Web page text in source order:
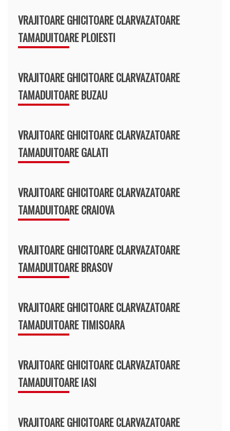
VRAJITOARE GHICITOARE CLARVAZATOARE
TAMADUITOARE PLOIESTI
VRAJITOARE GHICITOARE CLARVAZATOARE
TAMADUITOARE BUZAU
VRAJITOARE GHICITOARE CLARVAZATOARE
TAMADUITOARE GALATI
VRAJITOARE GHICITOARE CLARVAZATOARE
TAMADUITOARE CRAIOVA
VRAJITOARE GHICITOARE CLARVAZATOARE
TAMADUITOARE BRASOV
VRAJITOARE GHICITOARE CLARVAZATOARE
TAMADUITOARE TIMISOARA
VRAJITOARE GHICITOARE CLARVAZATOARE
TAMADUITOARE IASI
VRAJITOARE GHICITOARE CLARVAZATOARE